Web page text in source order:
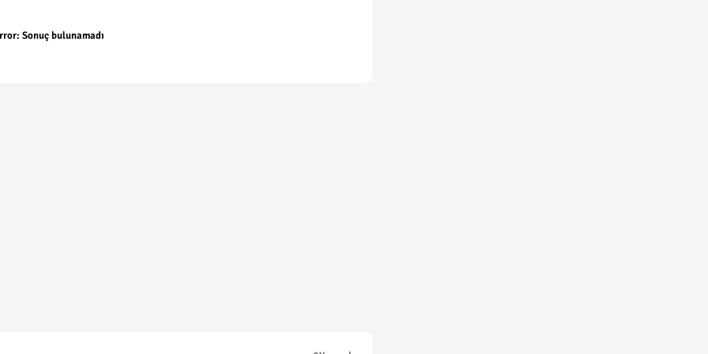
Sonuç bulunamadı